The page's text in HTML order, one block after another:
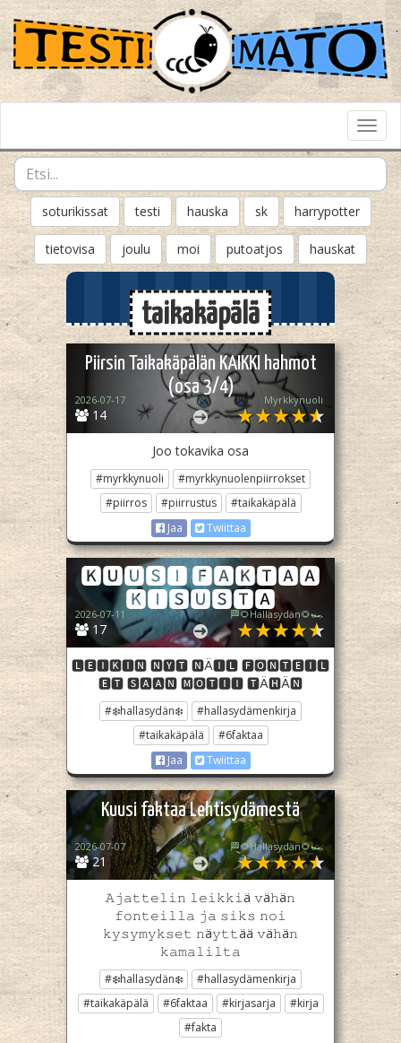
soturikissat testi hauska sk harrypotter
tietovisa joulu moi putoatjos hauskat
taikakäpälä
Piirsin Taikakäpälän KAIKKI hahmot
(osa 3/4)
14
2026-07-17 Myrkkynuoli
Joo tokavika osa
#myrkkynuoli
#myrkkynuolenpiirrokset
#piirros
#piirrustus
#taikakäpälä
Jaa
Twiittaa
🅺🆄🆄🆂🅸 🅵🅰🅺🆃🅰🅰
🅺🅸🆂🆄🆂🆃🅰
17
2026-07-11 🏁🌻Hallasydän🌻🏎️
🅻🅴🅸🅺🅸🅽 🅽🆈🆃 🅽Ä🅸🅻 🅵🅾🅽🆃🅴🅸🅻
🅴🆃 🆂🅰🅰🅽 🅼🅾🆃🅸🅸 🆃Ä🅷Ä🅽
#❄️hallasydän❄️
#hallasydämenkirja
#taikakäpälä
#6faktaa
Jaa
Twiittaa
Kuusi faktaa Lehtisydämestä
21
2026-07-07 🏁🌻Hallasydän🌻🏎️
𝙰𝚓𝚊𝚝𝚝𝚎𝚕𝚒𝚗 𝚕𝚎𝚒𝚔𝚔𝚒ä 𝚟ä𝚑ä𝚗
𝚏𝚘𝚗𝚝𝚎𝚒𝚕𝚕𝚊 𝚓𝚊 𝚜𝚒𝚔𝚜 𝚗𝚘𝚒
𝚔𝚢𝚜𝚢𝚖𝚢𝚔𝚜𝚎𝚝 𝚗ä𝚢𝚝𝚝ää 𝚟ä𝚑ä𝚗
𝚔𝚊𝚖𝚊𝚕𝚒𝚕𝚝𝚊
#❄️hallasydän❄️
#hallasydämenkirja
#taikakäpälä
#6faktaa #kirjasarja
#kirja
#fakta